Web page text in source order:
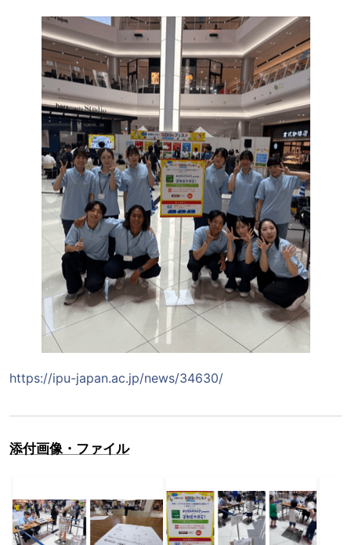
https://ipu-japan.ac.jp/news/34630/
添付画像・ファイル